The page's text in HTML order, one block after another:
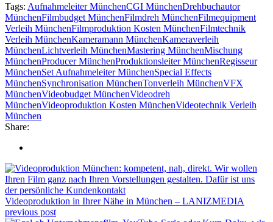
Tags: Aufnahmeleiter MünchenCGI MünchenDrehbuchautor
MünchenFilmbudget MünchenFilmdreh MünchenFilmequipment
Verleih MünchenFilmproduktion Kosten MünchenFilmtechnik
Verleih MünchenKameramann MünchenKameraverleih
MünchenLichtverleih MünchenMastering MünchenMischung
MünchenProducer MünchenProduktionsleiter MünchenRegisseur
MünchenSet Aufnahmeleiter MünchenSpecial Effects
MünchenSynchronisation MünchenTonverleih MünchenVFX
MünchenVideobudget MünchenVideodreh
MünchenVideoproduktion Kosten MünchenVideotechnik Verleih
München
Share:
Videoproduktion in Ihrer Nähe in München – LANIZMEDIA
previous post